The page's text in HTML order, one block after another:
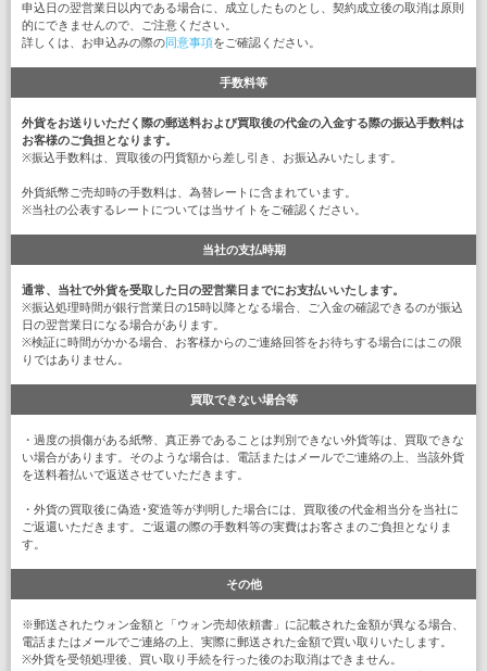
申込日の翌営業日以内である場合に、成立したものとし、契約成立後の取消は原則
的にできませんので、ご注意ください。
詳しくは、お申込みの際の同意事項をご確認ください。
手数料等
外貨をお送りいただく際の郵送料および買取後の代金の入金する際の振込手数料は
お客様のご負担となります。
※振込手数料は、買取後の円貨額から差し引き、お振込みいたします。
外貨紙幣ご売却時の手数料は、為替レートに含まれています。
※当社の公表するレートについては当サイトをご確認ください。
当社の支払時期
通常、当社で外貨を受取した日の翌営業日までにお支払いいたします。
※振込処理時間が銀行営業日の15時以降となる場合、ご入金の確認できるのが振込
日の翌営業日になる場合があります。
※検証に時間がかかる場合、お客様からのご連絡回答をお待ちする場合にはこの限
りではありません。
買取できない場合等
・過度の損傷がある紙幣、真正券であることは判別できない外貨等は、買取できな
い場合があります。そのような場合は、電話またはメールでご連絡の上、当該外貨
を送料着払いで返送させていただきます。
・外貨の買取後に偽造･変造等が判明した場合には、買取後の代金相当分を当社に
ご返還いただきます。ご返還の際の手数料等の実費はお客さまのご負担となりま
す。
その他
※郵送されたウォン金額と「ウォン売却依頼書」に記載された金額が異なる場合、
電話またはメールでご連絡の上、実際に郵送された金額で買い取りいたします。
※外貨を受領処理後、買い取り手続を行った後のお取消はできません。